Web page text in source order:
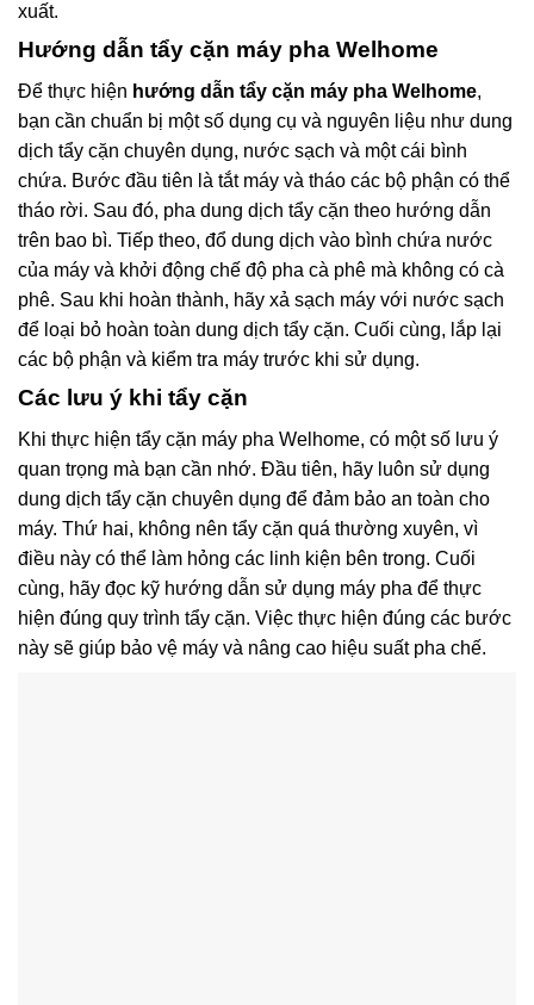
xuất.
Hướng dẫn tẩy cặn máy pha Welhome
Để thực hiện hướng dẫn tẩy cặn máy pha Welhome,
bạn cần chuẩn bị một số dụng cụ và nguyên liệu như dung
dịch tẩy cặn chuyên dụng, nước sạch và một cái bình
chứa. Bước đầu tiên là tắt máy và tháo các bộ phận có thể
tháo rời. Sau đó, pha dung dịch tẩy cặn theo hướng dẫn
trên bao bì. Tiếp theo, đổ dung dịch vào bình chứa nước
của máy và khởi động chế độ pha cà phê mà không có cà
phê. Sau khi hoàn thành, hãy xả sạch máy với nước sạch
để loại bỏ hoàn toàn dung dịch tẩy cặn. Cuối cùng, lắp lại
các bộ phận và kiểm tra máy trước khi sử dụng.
Các lưu ý khi tẩy cặn
Khi thực hiện tẩy cặn máy pha Welhome, có một số lưu ý
quan trọng mà bạn cần nhớ. Đầu tiên, hãy luôn sử dụng
dung dịch tẩy cặn chuyên dụng để đảm bảo an toàn cho
máy. Thứ hai, không nên tẩy cặn quá thường xuyên, vì
điều này có thể làm hỏng các linh kiện bên trong. Cuối
cùng, hãy đọc kỹ hướng dẫn sử dụng máy pha để thực
hiện đúng quy trình tẩy cặn. Việc thực hiện đúng các bước
này sẽ giúp bảo vệ máy và nâng cao hiệu suất pha chế.